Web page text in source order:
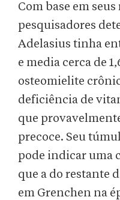
Com base em
pesquisadores
Adelasius tinha
e media cerca de
osteomielite
deficiência de
que
precoce. Seu
pode indicar uma
que a do restante
em Grenchen na